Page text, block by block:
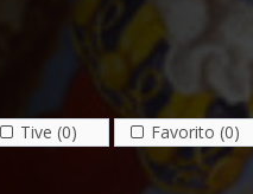
Tive (0) Favorito (0)